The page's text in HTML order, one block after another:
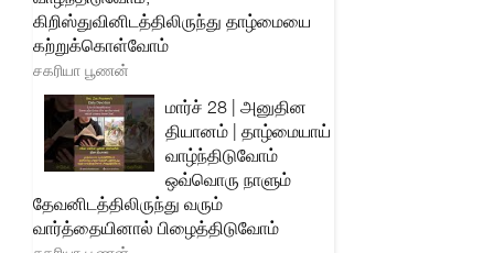
கிறிஸ்துவினிடத்திலிருந்து தாழ்மையை
கற்றுக்கொள்வோம்
சகரியா பூணன்
மார்ச் 28 | அனுதின
தியானம் | தாழ்மையாய்
வாழ்ந்திடுவோம்
ஒவ்வொரு நாளும்
தேவனிடத்திலிருந்து வரும்
வார்த்தையினால் பிழைத்திடுவோம்